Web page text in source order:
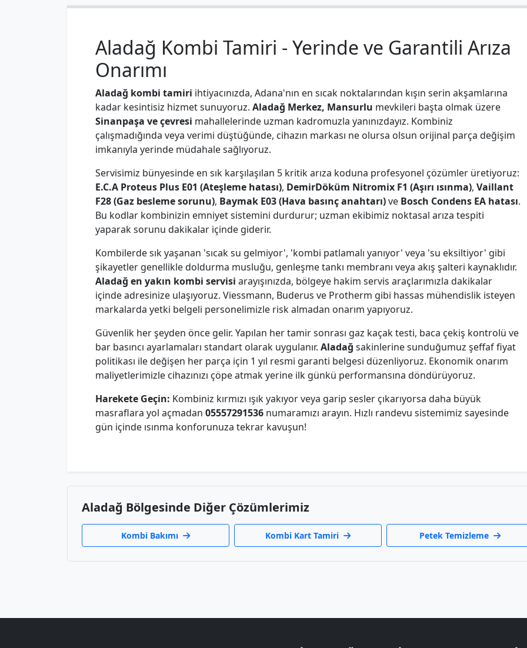
Aladağ Kombi Tamiri - Yerinde ve Garantili Arıza
Onarımı
Aladağ kombi tamiri ihtiyacınızda, Adana'nın en sıcak noktalarından kışın serin akşamlarına
kadar kesintisiz hizmet sunuyoruz. Aladağ Merkez, Mansurlu mevkileri başta olmak üzere
Sinanpaşa ve çevresi mahallelerinde uzman kadromuzla yanınızdayız. Kombiniz
çalışmadığında veya verimi düştüğünde, cihazın markası ne olursa olsun orijinal parça değişim
imkanıyla yerinde müdahale sağlıyoruz.
Servisimiz bünyesinde en sık karşılaşılan 5 kritik arıza koduna profesyonel çözümler üretiyoruz:
E.C.A Proteus Plus E01 (Ateşleme hatası), DemirDöküm Nitromix F1 (Aşırı ısınma), Vaillant
F28 (Gaz besleme sorunu), Baymak E03 (Hava basınç anahtarı)ve Bosch Condens EA hatası.
Bu kodlar kombinizin emniyet sistemini durdurur; uzman ekibimiz noktasal arıza tespiti
yaparak sorunu dakikalar içinde giderir.
Kombilerde sık yaşanan 'sıcak su gelmiyor', 'kombi patlamalı yanıyor' veya 'su eksiltiyor' gibi
şikayetler genellikle doldurma musluğu, genleşme tankı membranı veya akış şalteri kaynaklıdır.
Aladağ en yakın kombi servisi arayışınızda, bölgeye hakim servis araçlarımızla dakikalar
içinde adresinize ulaşıyoruz. Viessmann, Buderus ve Protherm gibi hassas mühendislik isteyen
markalarda yetki belgeli personelimizle risk almadan onarım yapıyoruz.
Güvenlik her şeyden önce gelir. Yapılan her tamir sonrası gaz kaçak testi, baca çekiş kontrolü ve
bar basıncı ayarlamaları standart olarak uygulanır. Aladağ sakinlerine sunduğumuz şeffaf fiyat
politikası ile değişen her parça için 1 yıl resmi garanti belgesi düzenliyoruz. Ekonomik onarım
maliyetlerimizle cihazınızı çöpe atmak yerine ilk günkü performansına döndürüyoruz.
Harekete Geçin: Kombiniz kırmızı ışık yakıyor veya garip sesler çıkarıyorsa daha büyük
masraflara yol açmadan 05557291536 numaramızı arayın. Hızlı randevu sistemimiz sayesinde
gün içinde ısınma konforunuza tekrar kavuşun!
Aladağ Bölgesinde Diğer Çözümlerimiz
Kombi Bakımı Kombi Kart Tamiri Petek Temizleme